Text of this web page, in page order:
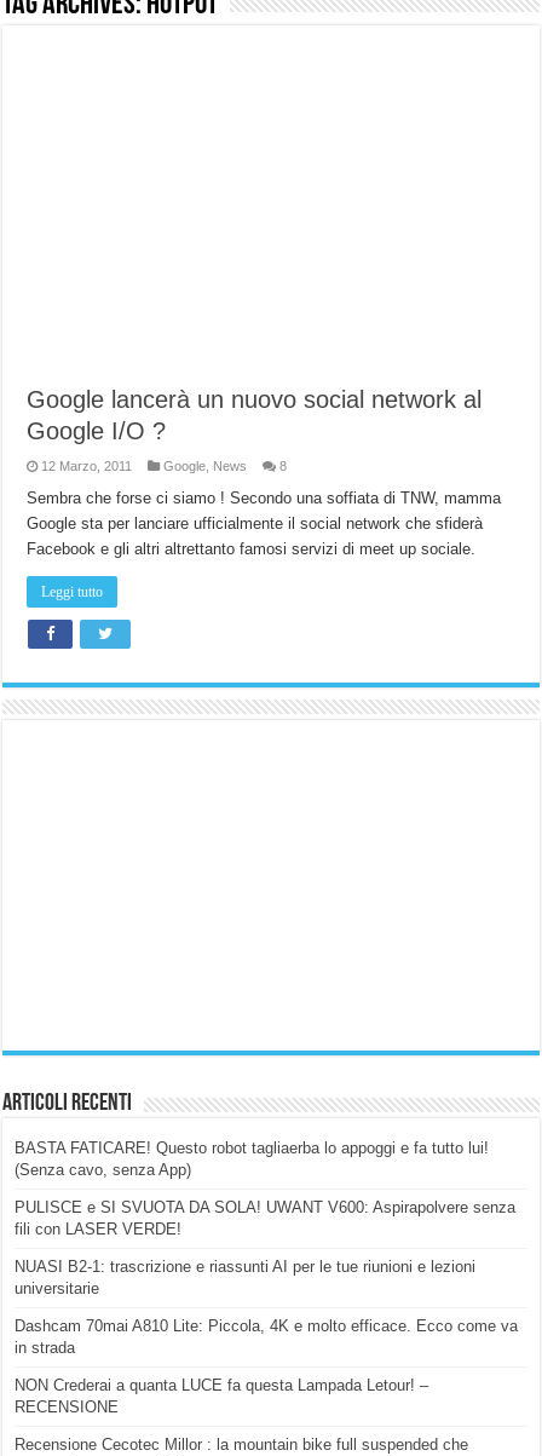
Google lancerà un nuovo social network al
Google I/O ?
12 Marzo, 2011 Google News 8
Sembra che forse ci siamo ! Secondo una soffiata di TNW, mamma
Google sta per lanciare ufficialmente il social network che sfiderà
Facebook e gli altri altrettanto famosi servizi di meet up sociale.
Leggi tutto
Articoli Recenti
BASTA FATICARE! Questo robot tagliaerba lo appoggi e fa tutto lui!
(Senza cavo, senza App)
PULISCE e SI SVUOTA DA SOLA! UWANT V600: Aspirapolvere senza
fili con LASER VERDE!
NUASI B2-1: trascrizione e riassunti AI per le tue riunioni e lezioni
universitarie
Dashcam 70mai A810 Lite: Piccola, 4K e molto efficace. Ecco come va
in strada
NON Crederai a quanta LUCE fa questa Lampada Letour! –
RECENSIONE
Recensione Cecotec Millor : la mountain bike full suspended che